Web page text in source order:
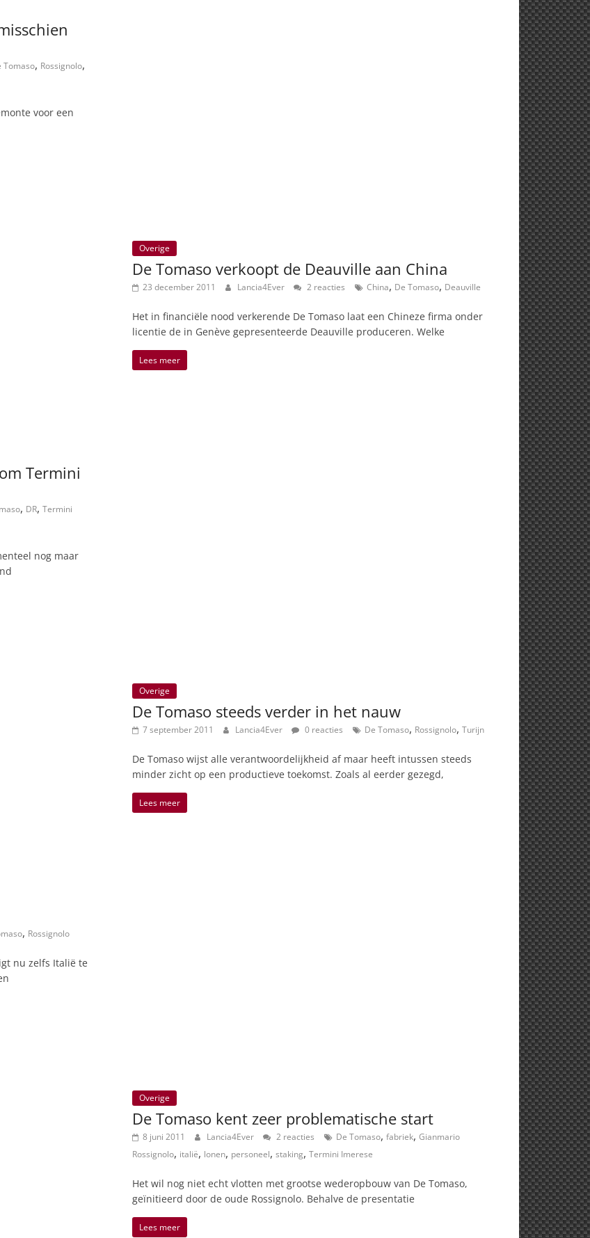
Tomaso, Rossignolo,
voor een
Overige
De Tomaso verkoopt de Deauville aan China
23 december 2011 Lancia4Ever 2 reacties China, De Tomaso, Deauville
Het in financiële nood verkerende De Tomaso laat een Chineze firma onder
licentie de in Genève gepresenteerde Deauville produceren. Welke
Lees meer
Termini
, DR, Termini
nog maar
Overige
De Tomaso steeds verder in het nauw
7 september 2011 Lancia4Ever 0 reacties De Tomaso, Rossignolo, Turijn
De Tomaso wijst alle verantwoordelijkheid af maar heeft intussen steeds
minder zicht op een productieve toekomst. Zoals al eerder gezegd,
Lees meer
, Rossignolo
nu zelfs Italië te
Overige
De Tomaso kent zeer problematische start
8 juni 2011 Lancia4Ever 2 reacties De Tomaso, fabriek, Gianmario
Rossignolo, italië, lonen, personeel, staking, Termini Imerese
Het wil nog niet echt vlotten met grootse wederopbouw van De Tomaso,
geïnitieerd door de oude Rossignolo. Behalve de presentatie
Lees meer